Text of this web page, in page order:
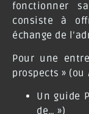
fonctionner
consiste à
échange de
Pour une
prospects » (ou
Un guide
de… »)